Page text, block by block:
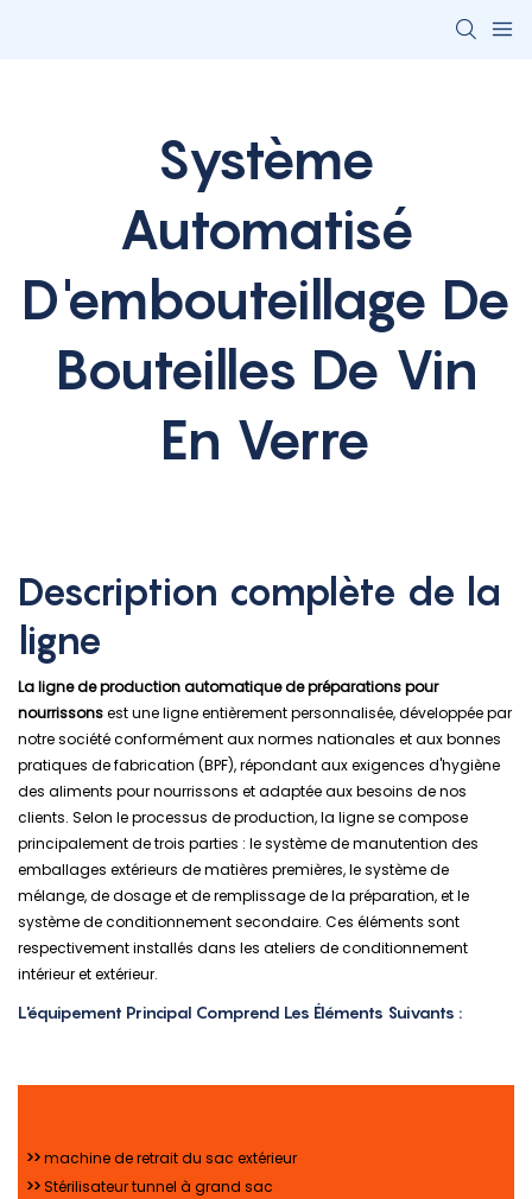
Système
Automatisé
D'embouteillage De
Bouteilles De Vin
En Verre
Description complète de la
ligne
La ligne de production automatique de préparations pour
nourrissonsest une ligne entièrement personnalisée, développée par
notre société conformément aux normes nationales et aux bonnes
pratiques de fabrication (BPF), répondant aux exigences d'hygiène
des aliments pour nourrissons et adaptée aux besoins de nos
clients. Selon le processus de production, la ligne se compose
principalement de trois parties : le système de manutention des
emballages extérieurs de matières premières, le système de
mélange, de dosage et de remplissage de la préparation, et le
système de conditionnement secondaire. Ces éléments sont
respectivement installés dans les ateliers de conditionnement
intérieur et extérieur.
L'équipement Principal Comprend Les Éléments Suivants :
>>machine de retrait du sac extérieur
>>Stérilisateur tunnel à grand sac